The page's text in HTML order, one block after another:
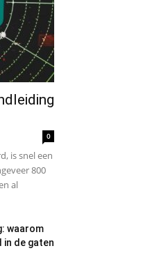
0
is snel een
800
al
waarom
in de gaten